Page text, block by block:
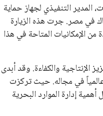
المدير التنفيذي لجهاز حماية
في مصر. جرت هذه الزيارة
الإمكانيات المتاحة في هذا
الإنتاجية والكفاءة. وقد أبدى
عالمياً في مجاله. حيث تركزت
إدارة الموارد البحرية